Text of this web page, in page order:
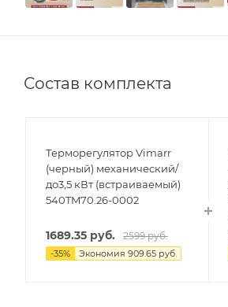
Состав комплекта
Терморегулятор Vimarr
(черный) механический/
до3,5 кВт (встраиваемый)
540TM70.26-0002
1689.35руб. 2599руб.
-35% Экономия 909.65руб.